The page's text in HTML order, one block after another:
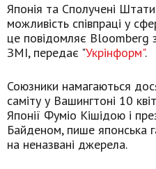
Японія та Сполучені
можливість співпраці у
це повідомляє Bloomberg
ЗМІ, передає "Укрінформ".
Союзники намагаються
саміту у Вашингтоні 10
Японії Фуміо Кішідою і
Байденом, пише японська
на неназвані джерела.